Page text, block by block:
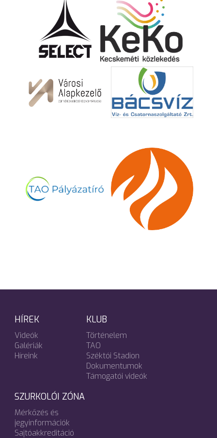
HÍREK
Videók
Galériák
Híreink
KLUB
Történelem
TAO
Széktói Stadion
Dokumentumok
Támogatói videók
SZURKOLÓI ZÓNA
Mérkőzés és
jegyinformációk
Sajtóakkreditáció